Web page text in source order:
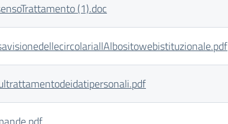
(1).doc